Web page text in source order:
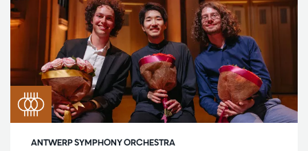
ANTWERP SYMPHONY ORCHESTRA